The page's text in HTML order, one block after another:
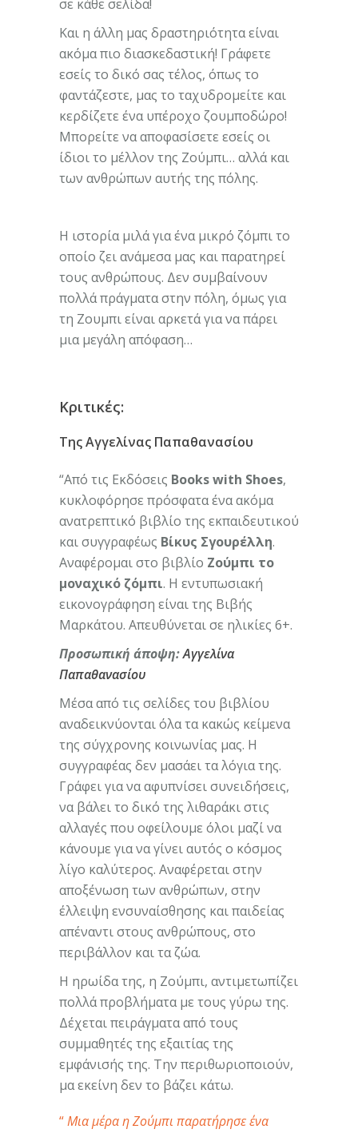
σε κάθε σελίδα!
Και η άλλη μας δραστηριότητα είναι
ακόμα πιο διασκεδαστική! Γράφετε
εσείς το δικό σας τέλος, όπως το
φαντάζεστε, μας το ταχυδρομείτε και
κερδίζετε ένα υπέροχο ζουμποδώρο!
Μπορείτε να αποφασίσετε εσείς οι
ίδιοι το μέλλον της Ζούμπι… αλλά και
των ανθρώπων αυτής της πόλης.
Η ιστορία μιλά για ένα μικρό ζόμπι το
οποίο ζει ανάμεσα μας και παρατηρεί
τους ανθρώπους. Δεν συμβαίνουν
πολλά πράγματα στην πόλη, όμως για
τη Ζουμπι είναι αρκετά για να πάρει
μια μεγάλη απόφαση…
Κριτικές:
Της Αγγελίνας Παπαθανασίου
“Από τις Εκδόσεις Books with Shoes,
κυκλοφόρησε πρόσφατα ένα ακόμα
ανατρεπτικό βιβλίο της εκπαιδευτικού
και συγγραφέως Βίκυς Σγουρέλλη.
Αναφέρομαι στο βιβλίο Ζούμπι το
μοναχικό ζόμπι. Η εντυπωσιακή
εικονογράφηση είναι της Βιβής
Μαρκάτου. Απευθύνεται σε ηλικίες 6+.
Προσωπική άποψη:Αγγελίνα
Παπαθανασίου
Μέσα από τις σελίδες του βιβλίου
αναδεικνύονται όλα τα κακώς κείμενα
της σύγχρονης κοινωνίας μας. Η
συγγραφέας δεν μασάει τα λόγια της.
Γράφει για να αφυπνίσει συνειδήσεις,
να βάλει το δικό της λιθαράκι στις
αλλαγές που οφείλουμε όλοι μαζί να
κάνουμε για να γίνει αυτός ο κόσμος
λίγο καλύτερος. Αναφέρεται στην
αποξένωση των ανθρώπων, στην
έλλειψη ενσυναίσθησης και παιδείας
απέναντι στους ανθρώπους, στο
περιβάλλον και τα ζώα.
Η ηρωίδα της, η Ζούμπι, αντιμετωπίζει
πολλά προβλήματα με τους γύρω της.
Δέχεται πειράγματα από τους
συμμαθητές της εξαιτίας της
εμφάνισής της. Την περιθωριοποιούν,
μα εκείνη δεν το βάζει κάτω.
Μια μέρα η Ζούμπι παρατήρησε ένα